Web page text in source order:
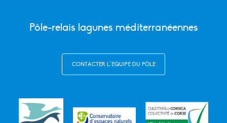
Pôle-relais lagunes méditerranéennes
CONTACTER L’ÉQUIPE DU PÔLE